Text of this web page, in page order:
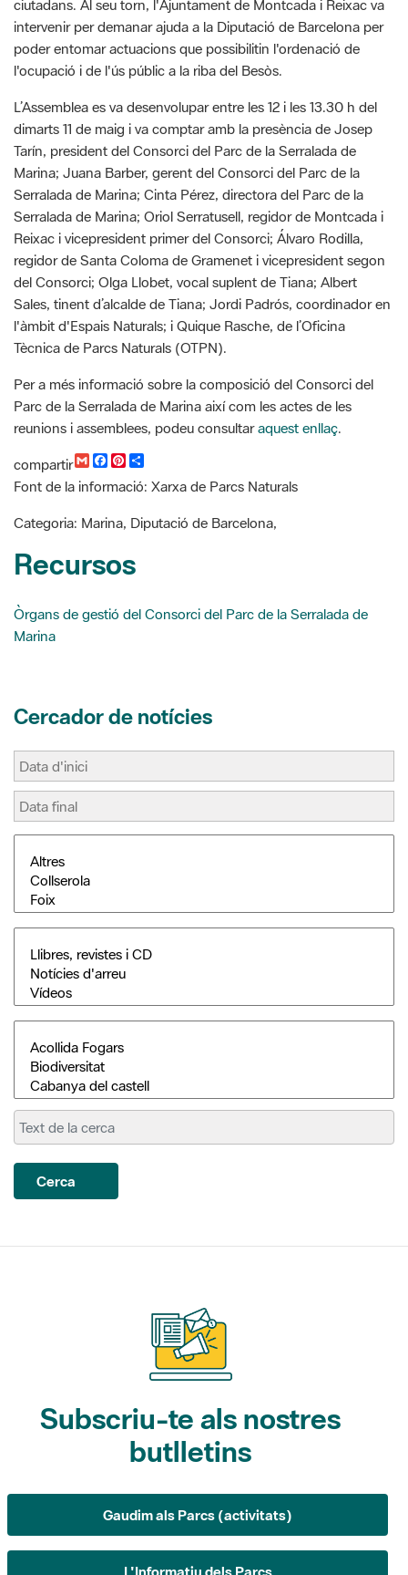
l'ocupació i de l'ús públic a la riba del Besòs.
L’Assemblea es va desenvolupar entre les 12 i les 13.30 h del
dimarts 11 de maig i va comptar amb la presència de Josep
Tarín, president del Consorci del Parc de la Serralada de
Marina; Juana Barber, gerent del Consorci del Parc de la
Serralada de Marina; Cinta Pérez, directora del Parc de la
Serralada de Marina; Oriol Serratusell, regidor de Montcada i
Reixac i vicepresident primer del Consorci; Álvaro Rodilla,
regidor de Santa Coloma de Gramenet i vicepresident segon
del Consorci; Olga Llobet, vocal suplent de Tiana; Albert
Sales, tinent d’alcalde de Tiana; Jordi Padrós, coordinador en
l'àmbit d'Espais Naturals; i Quique Rasche, de l’Oficina
Tècnica de Parcs Naturals (OTPN).
Per a més informació sobre la composició del Consorci del
Parc de la Serralada de Marina així com les actes de les
reunions i assemblees, podeu consultar
compartir
G
m
a
i
F
a
c
e
b
o
o
k
P
i
n
t
e
r
e
s
C
o
m
p
t
i
Font de la informació: Xarxa de Parcs Naturals
Categoria: Marina, Diputació de Barcelona,
Recursos
Marina
Cerca
Subscriu-te als nostres
butlletins
Gaudim als Parcs (activitats)
L'Informatiu dels Parcs